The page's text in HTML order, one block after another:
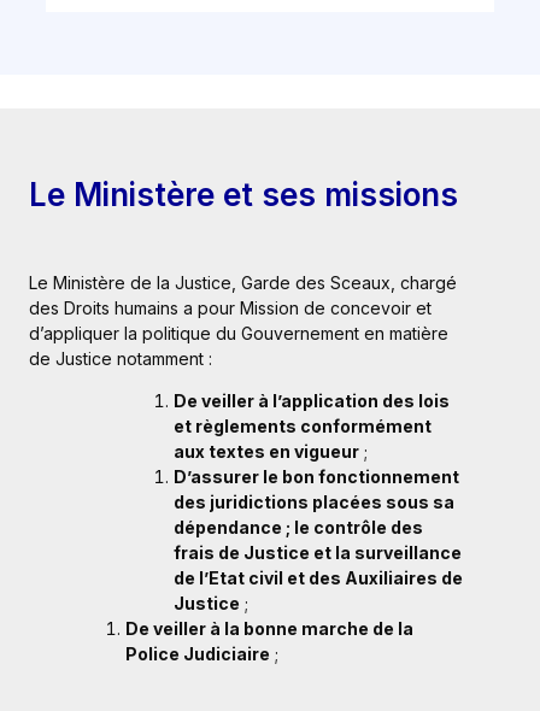
Le Ministère et ses missions
Le Ministère de la Justice, Garde des Sceaux, chargé
des Droits humains a pour Mission de concevoir et
d’appliquer la politique du Gouvernement en matière
de Justice notamment :
De veiller à l’application des lois
et règlements conformément
aux textes en vigueur ;
D’assurer le bon fonctionnement
des juridictions placées sous sa
dépendance ; le contrôle des
frais de Justice et la surveillance
de l’Etat civil et des Auxiliaires de
Justice ;
De veiller à la bonne marche de la
Police Judiciaire ;